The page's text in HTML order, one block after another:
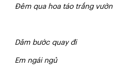
Đêm qua hoa táo trắng vườn
Dăm bước quay đi
Em ngái ngủ